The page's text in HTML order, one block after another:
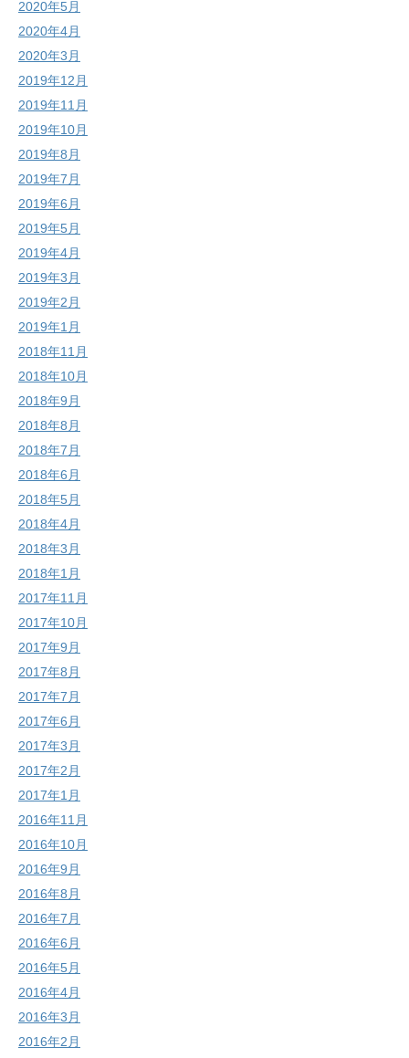
2020年5月
2020年4月
2020年3月
2019年12月
2019年11月
2019年10月
2019年8月
2019年7月
2019年6月
2019年5月
2019年4月
2019年3月
2019年2月
2019年1月
2018年11月
2018年10月
2018年9月
2018年8月
2018年7月
2018年6月
2018年5月
2018年4月
2018年3月
2018年1月
2017年11月
2017年10月
2017年9月
2017年8月
2017年7月
2017年6月
2017年3月
2017年2月
2017年1月
2016年11月
2016年10月
2016年9月
2016年8月
2016年7月
2016年6月
2016年5月
2016年4月
2016年3月
2016年2月